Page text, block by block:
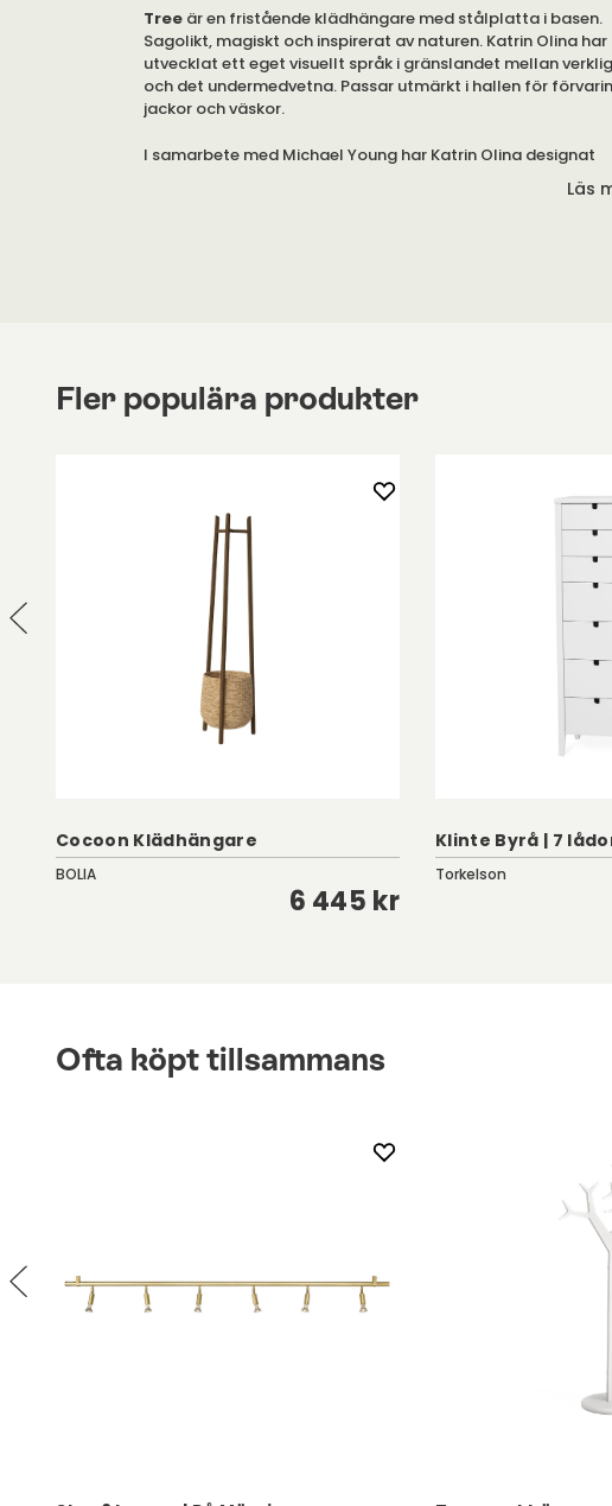
Tree är en fristående klädhängare med stålplatta i basen.
Sagolikt, magiskt och inspirerat av naturen. Katrin Olina har
utvecklat ett eget visuellt språk i gränslandet mellan
och det undermedvetna. Passar utmärkt i hallen för
jackor och väskor.
I samarbete med Michael Young har Katrin Olina designat
klädhängaren Tree som blivit en stark symbol för Swedese.
Läs
Fler populära produkter
Cocoon Klädhängare
BOLIA
6 445 kr
Klinte Byrå | 7
Torkelson
Ofta köpt tillsammans